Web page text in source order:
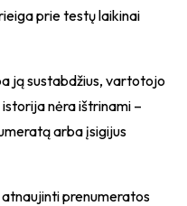
prie testų laikinai
ją sustabdžius, vartotojo
nėra ištrinami –
arba įsigijus
prenumeratos